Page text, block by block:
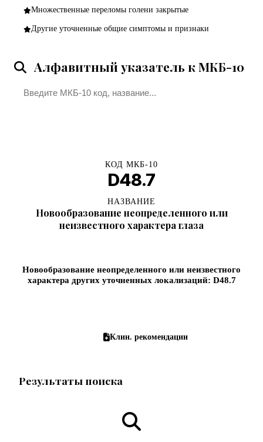
Множественные переломы голени закрытые
Другие уточненные общие симптомы и признаки
Алфавитный указатель к МКБ-10
КОД МКБ-10
D48.7
НАЗВАНИЕ
Новообразование неопределенного или
неизвестного характера глаза
Новообразование неопределенного или неизвестного
характера других уточненных локализаций: D48.7
Клин. рекомендации
Результаты поиска